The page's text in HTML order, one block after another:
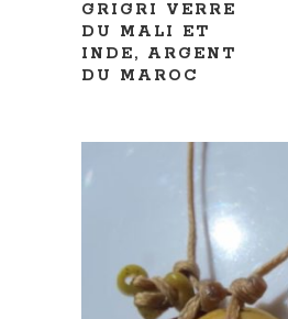
GRIGRI VERRE
DU MALI ET
INDE, ARGENT
DU MAROC
AJOUTER AU